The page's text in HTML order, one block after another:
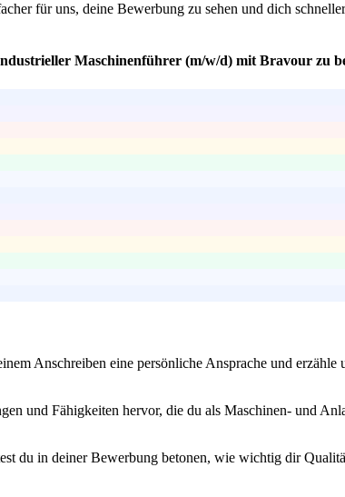
für uns, deine Bewerbung zu sehen und dich
Maschinenführer (m/w/d) mit Bravour zu
Anschreiben eine persönliche Ansprache und
und Fähigkeiten hervor, die du als Maschinen- und
du in deiner Bewerbung betonen, wie wichtig dir